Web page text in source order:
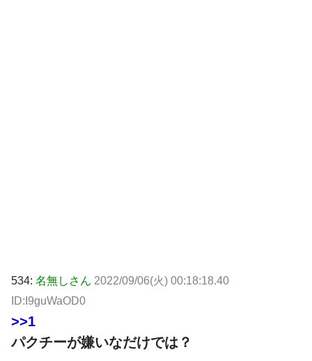
534: 名無しさん 2022/09/06(火) 00:18:18.40
ID:I9guWaOD0
>>1
パクチーが嫌いなだけでは？